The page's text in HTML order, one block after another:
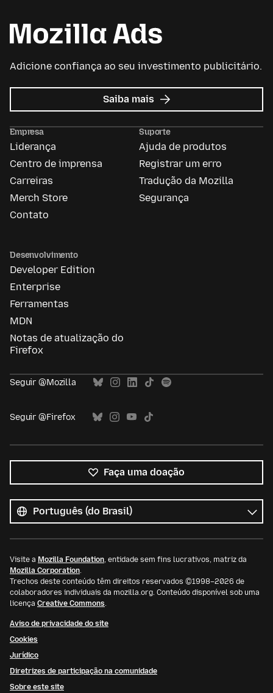
Adicione confiança ao seu investimento publicitário.
Saiba mais sobre
Mozilla
Empresa
Liderança
Centro de imprensa
Carreiras
Merch Store
Contato
Suporte
Ajuda de produtos
Registrar um erro
Tradução da Mozilla
Segurança
Desenvolvimento
Developer Edition
Enterprise
Ferramentas
MDN
Notas de atualização do
Firefox
Seguir @Mozilla
Seguir @Firefox
Faça uma doação
os
idiomas
Idioma
Visite a Mozilla Foundation, entidade sem fins lucrativos, matriz da
Mozilla Corporation.
Trechos deste conteúdo têm direitos reservados ©1998–2026 de
colaboradores individuais da mozilla.org. Conteúdo disponível sob uma
licença Creative Commons.
Aviso de privacidade do site
Cookies
Jurídico
Diretrizes de participação na comunidade
Sobre este site